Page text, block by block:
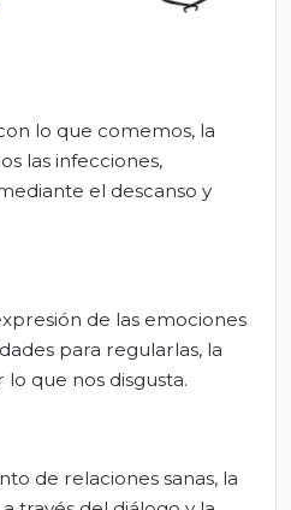
lo que comemos, la
las infecciones,
el descanso y
de las emociones
para regularlas, la
que nos disgusta.
de relaciones sanas, la